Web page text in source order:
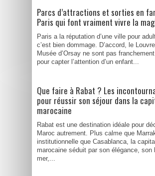
Parcs d’attractions et sorties en
Paris qui font vraiment vivre la
Paris a la réputation d’une ville pour
c’est bien dommage. D’accord, le
Musée d’Orsay ne sont pas
pour capter l’attention d’un enfant...
Que faire à Rabat ? Les
pour réussir son séjour dans la
marocaine
Rabat est une destination idéale pour
Maroc autrement. Plus calme que
institutionnelle que Casablanca, la
marocaine séduit par son élégance, son
mer,...